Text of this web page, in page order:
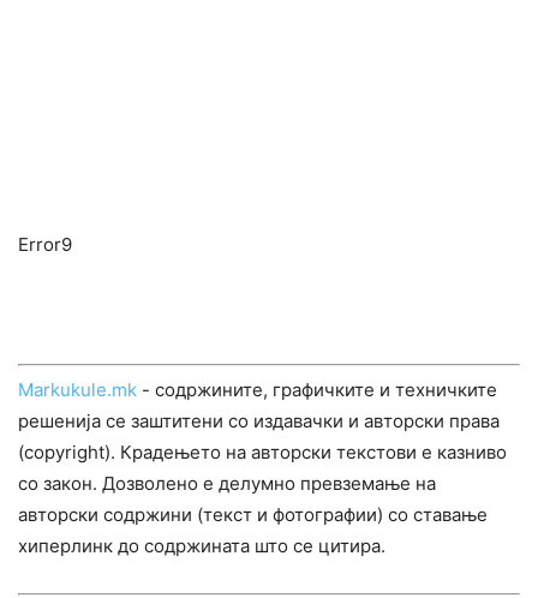
Error9
Markukule.mk - содржините, графичките и техничките
решенија се заштитени со издавачки и авторски права
(copyright). Крадењето на авторски текстови е казниво
со закон. Дозволено е делумно превземање на
авторски содржини (текст и фотографии) со ставање
хиперлинк до содржината што се цитира.